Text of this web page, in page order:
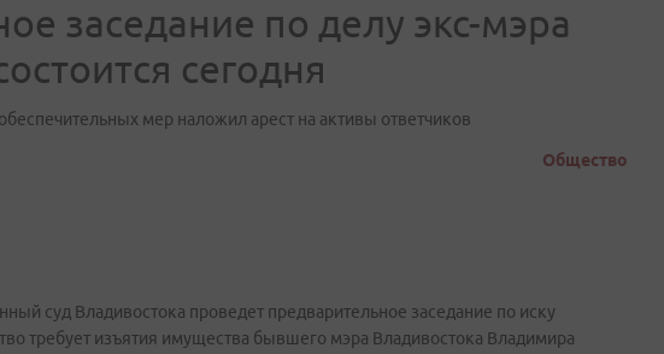
заседание по делу экс-мэра
сегодня
мер наложил арест на активы ответчиков
Общество
суд Владивостока проведет предварительное заседание по иску
требует изъятия имущества бывшего мэра Владивостока Владимира